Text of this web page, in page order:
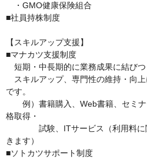
・GMO健康保険組合
■社員持株制度
【スキルアップ支援】
■マナカツ支援制度
短期・中長期的に業務成果に結びつ
スキルアップ、専門性の維持・向
です。
例）書籍購入、Web書籍、セミナ
格取得・
試験、ITサービス（利用料に関
きます）
■ソトカツサポート制度